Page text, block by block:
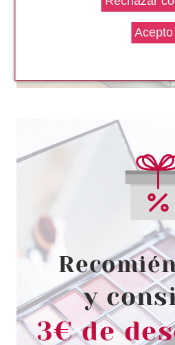
ANNE
ANNE MOLLER
BALANCE
CREAM SPF 15
Pvr 46.00€
-38%